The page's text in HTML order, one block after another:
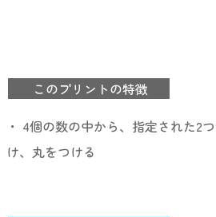
このプリントの特徴
・ 4個の数の中から、指定された2
け、丸をつける